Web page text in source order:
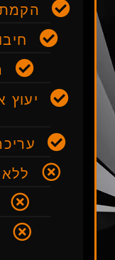
הקמת
יעוץ